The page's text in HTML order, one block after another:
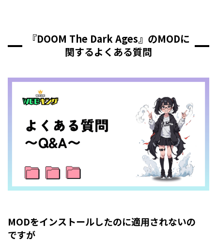
『DOOM The Dark Ages』のMODに
関するよくある質問
MODをインストールしたのに適用されないの
ですが